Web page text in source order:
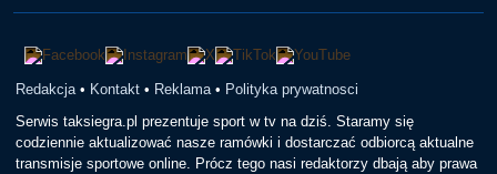
Redakcja • Kontakt • Reklama • Polityka prywatnosci
Serwis taksiegra.pl prezentuje sport w tv na dziś. Staramy się
codziennie aktualizować nasze ramówki i dostarczać odbiorcą aktualne
transmisje sportowe online. Prócz tego nasi redaktorzy dbają aby prawa